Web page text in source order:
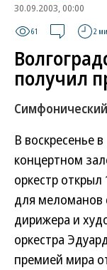
30.09.2003, 00:00
61 2
получил
В воскресенье
концертном
оркестр
для меломанов
дирижера и
оркестра
премией мира